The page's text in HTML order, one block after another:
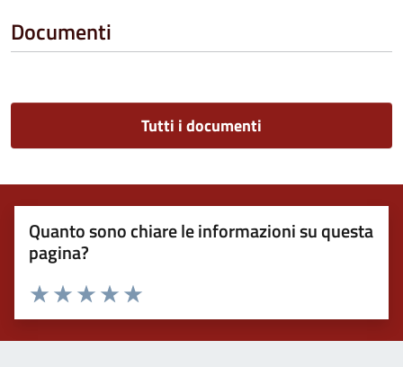
Documenti
Tutti i documenti
Quanto sono chiare le informazioni su questa
pagina?
Valuta 5 stelle su 5
Valuta 4 stelle su 5
Valuta 3 stelle su 5
Valuta 2 stelle su 5
Valuta 1 stelle su 5